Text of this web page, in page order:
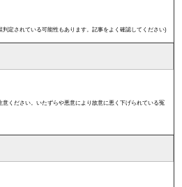
定されている可能性もあります。記事をよく確認してください)
ください。いたずらや悪意により故意に悪く下げられている冤